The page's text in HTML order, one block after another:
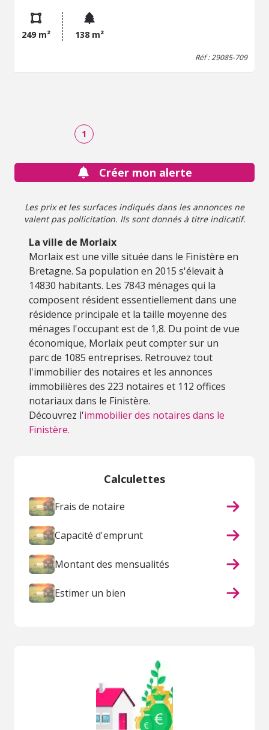
249 m² 138 m²
Réf : 29085-709
1
Créer mon alerte
Les prix et les surfaces indiqués dans les annonces ne
valent pas pollicitation. Ils sont donnés à titre indicatif.
La ville de Morlaix
Morlaix est une ville située dans le Finistère en
Bretagne. Sa population en 2015 s'élevait à
14830 habitants. Les 7843 ménages qui la
composent résident essentiellement dans une
résidence principale et la taille moyenne des
ménages l'occupant est de 1,8. Du point de vue
économique, Morlaix peut compter sur un
parc de 1085 entreprises. Retrouvez tout
l'immobilier des notaires et les annonces
immobilières des 223 notaires et 112 offices
notariaux dans le Finistère.
Découvrez l'immobilier des notaires dans le
Finistère.
Calculettes
Frais de notaire
Capacité d'emprunt
Montant des mensualités
Estimer un bien